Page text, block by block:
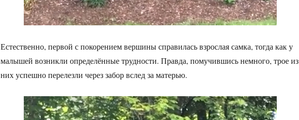
Естественно, первой с покорением вершины справилась взрослая самка, тогда как у
малышей возникли определённые трудности. Правда, помучившись немного, трое из
них успешно перелезли через забор вслед за матерью.